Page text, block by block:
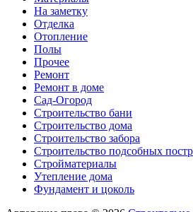
На заметку
Отделка
Отопление
Полы
Прочее
Ремонт
Ремонт в доме
Сад-Огород
Строительство бани
Строительство дома
Строительство забора
Строительство подсобных
Стройматериалы
Утепление дома
Фундамент и цоколь